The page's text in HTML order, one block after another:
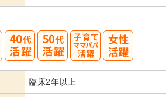
臨床2年以上